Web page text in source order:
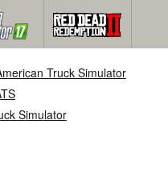
Truck Simulator
Simulator